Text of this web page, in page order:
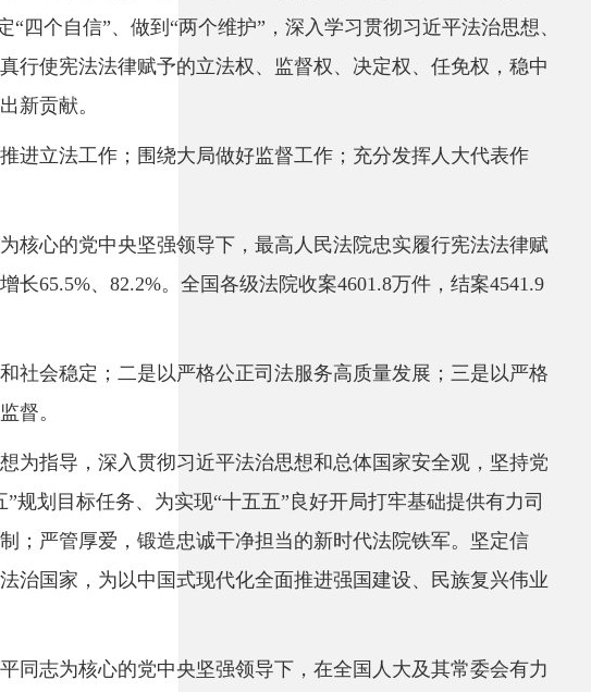
四个自信”、做到“两个维护”，深入学习贯彻习近平法治思想、
行使宪法法律赋予的立法权、监督权、决定权、任免权，稳中
新贡献。
进立法工作；围绕大局做好监督工作；充分发挥人大代表作
核心的党中央坚强领导下，最高人民法院忠实履行宪法法律赋
65.5%、82.2%。全国各级法院收案4601.8万件，结案4541.9
社会稳定；二是以严格公正司法服务高质量发展；三是以严格
督。
为指导，深入贯彻习近平法治思想和总体国家安全观，坚持党
划目标任务、为实现“十五五”良好开局打牢基础提供有力司
；严管厚爱，锻造忠诚干净担当的新时代法院铁军。坚定信
治国家，为以中国式现代化全面推进强国建设、民族复兴伟业
同志为核心的党中央坚强领导下，在全国人大及其常委会有力